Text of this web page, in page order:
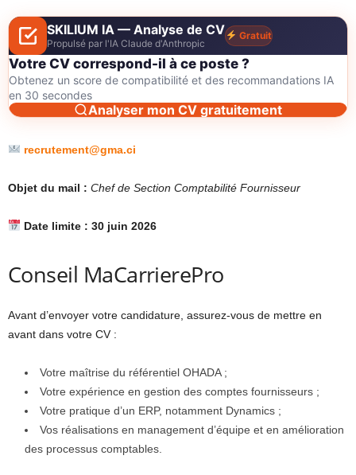
SKILIUM IA — Analyse de CV
Propulsé par l'IA Claude d'Anthropic
Gratuit
Votre CV correspond-il à ce poste ?
Obtenez un score de compatibilité et des recommandations IA
en 30 secondes
Analyser mon CV gratuitement
recrutement@gma.ci
Objet du mail : Chef de Section Comptabilité Fournisseur
Date limite : 30 juin 2026
Conseil MaCarrierePro
Avant d’envoyer votre candidature, assurez-vous de mettre en
avant dans votre CV :
Votre maîtrise du référentiel OHADA ;
Votre expérience en gestion des comptes fournisseurs ;
Votre pratique d’un ERP, notamment Dynamics ;
Vos réalisations en management d’équipe et en amélioration
des processus comptables.